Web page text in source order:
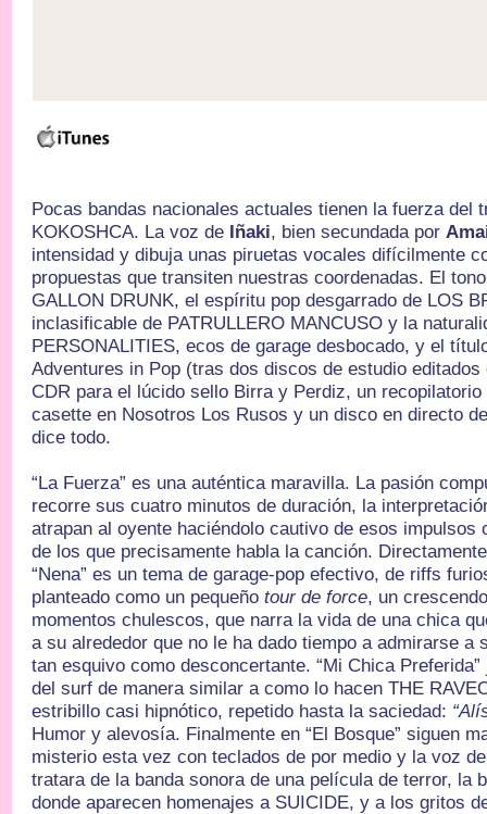
Pocas bandas nacionales actuales tienen la fuerza del
KOKOSHCA. La voz de Iñaki, bien secundada por
intensidad y dibuja unas piruetas vocales difícilmente
propuestas que transiten nuestras coordenadas. El
GALLON DRUNK, el espíritu pop desgarrado de LOS
inclasificable de PATRULLERO MANCUSO y la
PERSONALITIES, ecos de garage desbocado, y el
Adventures in Pop (tras dos discos de estudio
CDR para el lúcido sello Birra y Perdiz, un
casette en Nosotros Los Rusos y un disco en directo
dice todo.
“La Fuerza” es una auténtica maravilla. La pasión
recorre sus cuatro minutos de duración, la
atrapan al oyente haciéndolo cautivo de esos impulsos
de los que precisamente habla la canción.
“Nena” es un tema de garage-pop efectivo, de riffs
planteado como un pequeñotour de force, un
momentos chulescos, que narra la vida de una chica
a su alrededor que no le ha dado tiempo a admirarse a
tan esquivo como desconcertante. “Mi Chica
del surf de manera similar a como lo hacen THE
estribillo casi hipnótico, repetido hasta la saciedad:
Humor y alevosía. Finalmente en “El Bosque” siguen
misterio esta vez con teclados de por medio y la voz
tratara de la banda sonora de una película de terror, la
donde aparecen homenajes a SUICIDE, y a los gritos